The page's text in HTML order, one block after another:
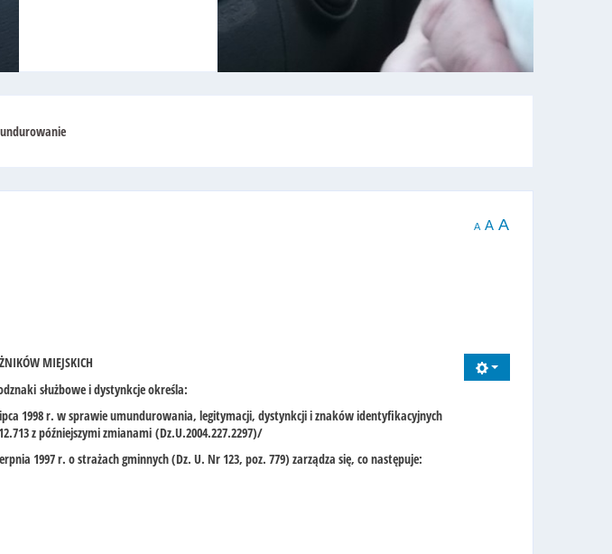
A A A
MIEJSKICH
służbowe i dystynkcje określa:
lipca 1998 r. w sprawie umundurowania, legitymacji, dystynkcji i znaków identyfikacyjnych
z późniejszymi zmianami (Dz.U.2004.227.2297)/
1997 r. o strażach gminnych (Dz. U. Nr 123, poz. 779) zarządza się, co następuje: